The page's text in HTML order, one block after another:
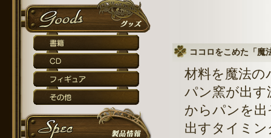
ココロをこめた「魔
材料を魔法
パン窯が出
からパンを出
出すタイミ